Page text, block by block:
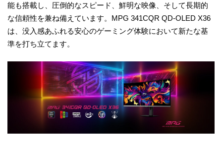
能も搭載し、圧倒的なスピード、鮮明な映像、そして長期的
な信頼性を兼ね備えています。MPG 341CQR QD-OLED X36
は、没入感あふれる安心のゲーミング体験において新たな基
準を打ち立てます。